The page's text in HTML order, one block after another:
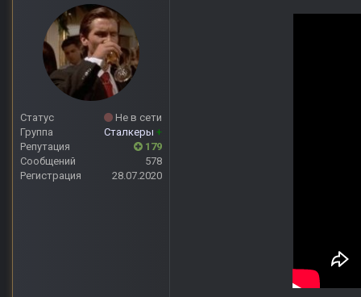
Статус
Не в сети
Группа
Сталкеры +
Репутация
179
Сообщений
578
Регистрация
28.07.2020